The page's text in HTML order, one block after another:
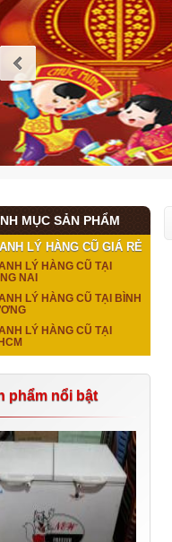
MỤC SẢN PHẨM
LÝ HÀNG CŨ GIÁ RẺ
LÝ HÀNG CŨ TẠI
NAI
LÝ HÀNG CŨ TẠI BÌNH
LÝ HÀNG CŨ TẠI
phẩm nổi bật